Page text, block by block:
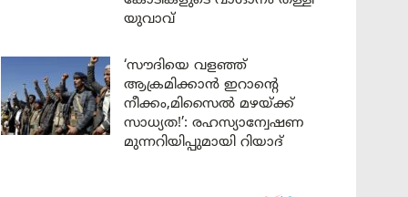
യുവാവ്
‘സൗദിയെ വളഞ്ഞ്
ആക്രമിക്കാൻ ഇറാന്റെ
നീക്കം,മിസൈൽ മഴയ്ക്ക്
സാധ്യത!’: രഹസ്യാന്വേഷണ
മുന്നറിയിപ്പുമായി റിയാദ്